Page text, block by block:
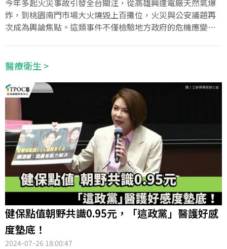
今年多起火災事故引發全台關注，從高雄興達電廠天然氣爆
炸，到桃園南門市場大火燒毀上百攤位，火災與公安議題再
次成為輿論焦點。這類事件不僅檢驗地方政府的危機應變與
庫觀察六都火警事故的討論，發現高雄市討論度最高，其中
第二，但在「市長態度」的討論中佔比最高，張善政未在南
門市場大火發生後第一時間現身，引發正反兩派討論。
醫療衛生 >
健保點值朝野共識0.95元，「這政黨」醫護好感
度墊底！
2024-07-26 18:00:47